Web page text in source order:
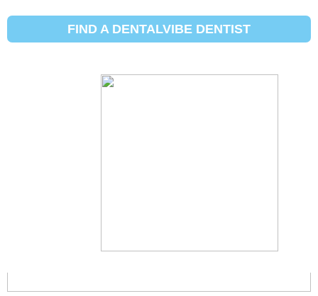
FIND A DENTALVIBE DENTIST
Initial Search Services:பொது பல்
மருத்துவம்